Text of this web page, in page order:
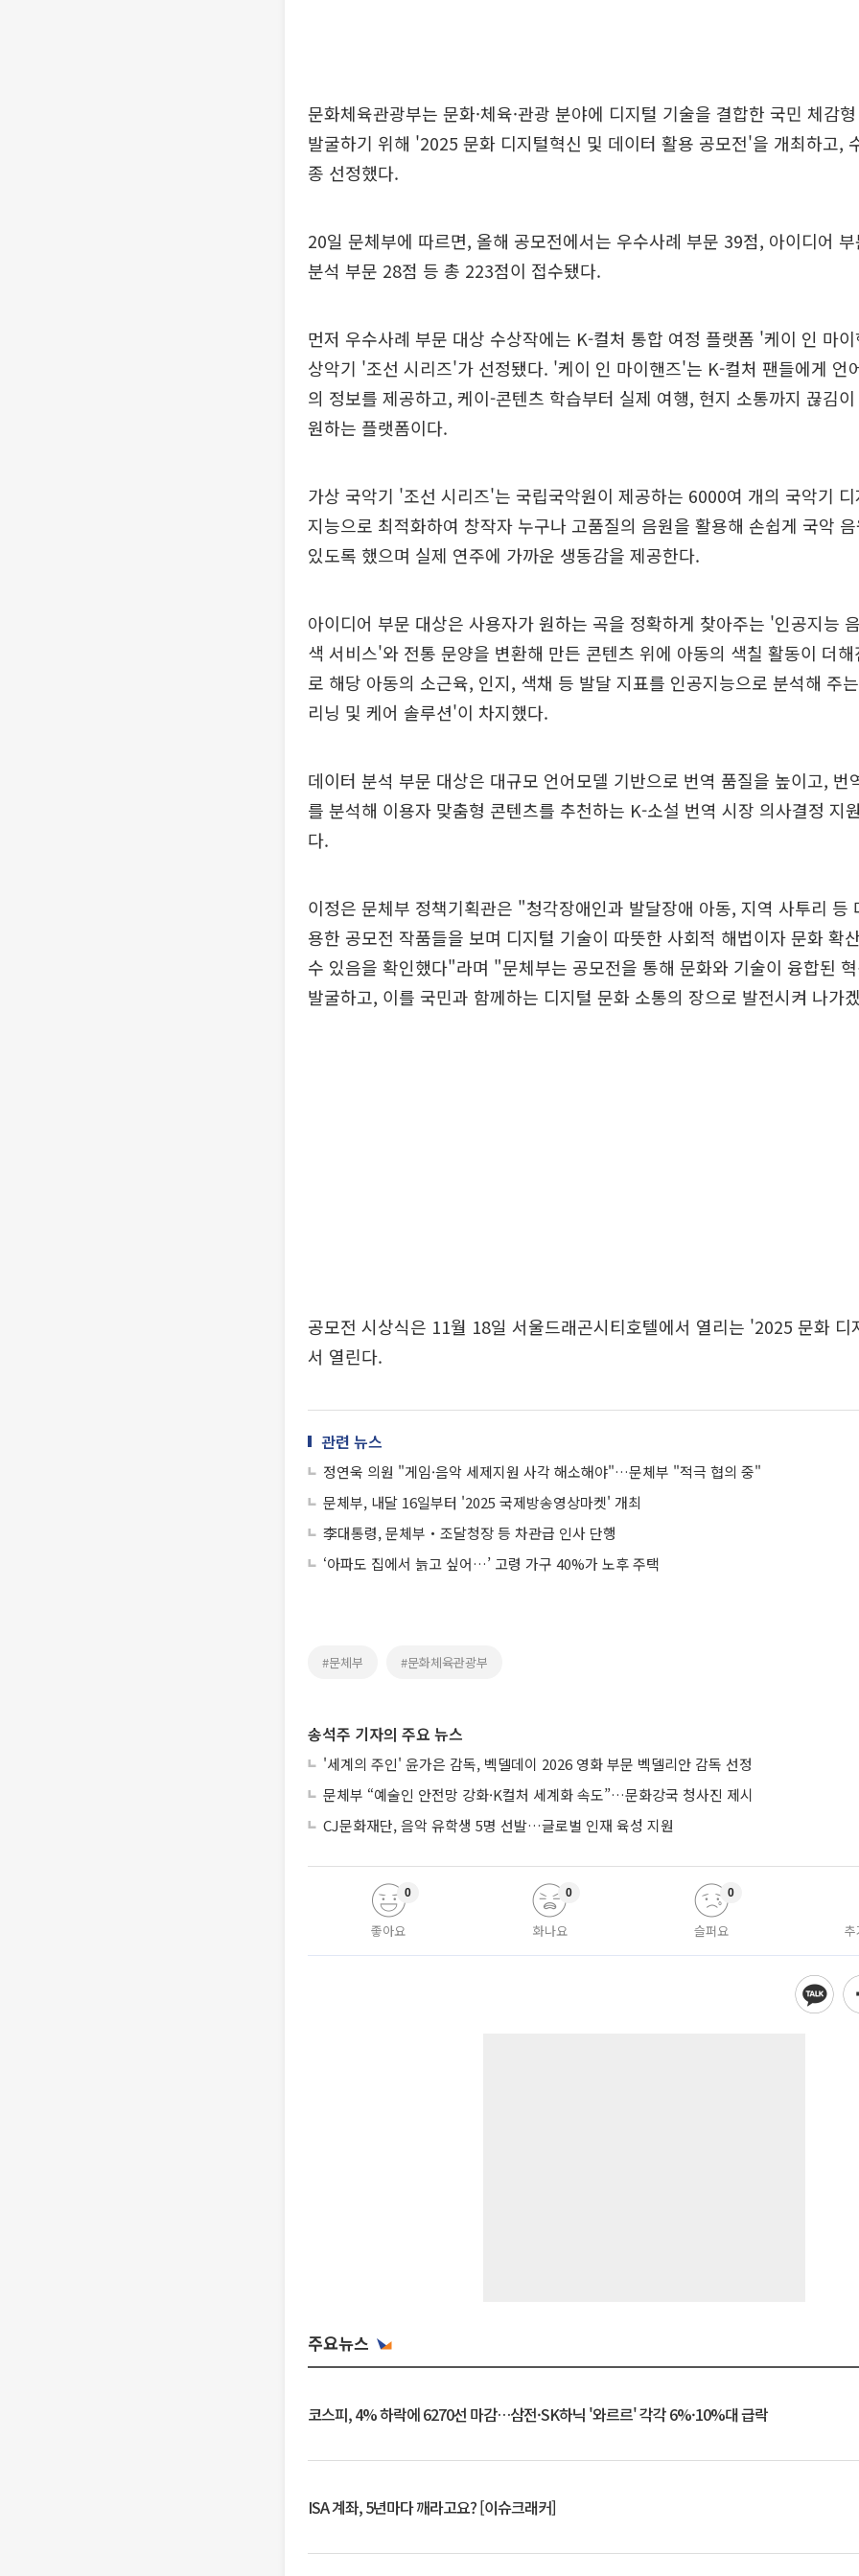
문화체육관광부는 문화·체육·관광 분야에 디지털 기술을 결합한 국민 체감
발굴하기 위해 '2025 문화 디지털혁신 및 데이터 활용 공모전'을 개최하고,
종 선정했다.
20일 문체부에 따르면, 올해 공모전에서는 우수사례 부문 39점, 아이디어
분석 부문 28점 등 총 223점이 접수됐다.
먼저 우수사례 부문 대상 수상작에는 K-컬처 통합 여정 플랫폼 '케이 인 마
상악기 '조선 시리즈'가 선정됐다. '케이 인 마이핸즈'는 K-컬처 팬들에게 언
의 정보를 제공하고, 케이-콘텐츠 학습부터 실제 여행, 현지 소통까지 끊김
원하는 플랫폼이다.
가상 국악기 '조선 시리즈'는 국립국악원이 제공하는 6000여 개의 국악기
지능으로 최적화하여 창작자 누구나 고품질의 음원을 활용해 손쉽게 국악
있도록 했으며 실제 연주에 가까운 생동감을 제공한다.
아이디어 부문 대상은 사용자가 원하는 곡을 정확하게 찾아주는 '인공지능
색 서비스'와 전통 문양을 변환해 만든 콘텐츠 위에 아동의 색칠 활동이 더
로 해당 아동의 소근육, 인지, 색채 등 발달 지표를 인공지능으로 분석해 주
리닝 및 케어 솔루션'이 차지했다.
데이터 분석 부문 대상은 대규모 언어모델 기반으로 번역 품질을 높이고, 번
를 분석해 이용자 맞춤형 콘텐츠를 추천하는 K-소설 번역 시장 의사결정 지
다.
이정은 문체부 정책기획관은 "청각장애인과 발달장애 아동, 지역 사투리 등
용한 공모전 작품들을 보며 디지털 기술이 따뜻한 사회적 해법이자 문화 확
수 있음을 확인했다"라며 "문체부는 공모전을 통해 문화와 기술이 융합된
발굴하고, 이를 국민과 함께하는 디지털 문화 소통의 장으로 발전시켜 나가
공모전 시상식은 11월 18일 서울드래곤시티호텔에서 열리는 '2025 문화 디
서 열린다.
관련 뉴스
정연욱 의원 "게임·음악 세제지원 사각 해소해야"…문체부 "적극 협의 중"
문체부, 내달 16일부터 '2025 국제방송영상마켓' 개최
李대통령, 문체부‧조달청장 등 차관급 인사 단행
‘아파도 집에서 늙고 싶어…’ 고령 가구 40%가 노후 주택
#문체부 #문화체육관광부
송석주 기자의 주요 뉴스
'세계의 주인' 윤가은 감독, 벡델데이 2026 영화 부문 벡델리안 감독 선정
문체부 “예술인 안전망 강화·K컬처 세계화 속도”…문화강국 청사진 제시
CJ문화재단, 음악 유학생 5명 선발…글로벌 인재 육성 지원
좋아요
0
화나요
0
슬퍼요
0
주요뉴스
코스피, 4% 하락에 6270선 마감…삼전·SK하닉 '와르르' 각각 6%·10%대 급락
ISA 계좌, 5년마다 깨라고요? [이슈크래커]